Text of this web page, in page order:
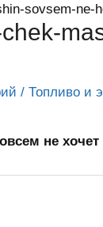
sovsem-ne-
/Топливо и
не